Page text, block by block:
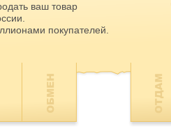
ваш товар
покупателей.